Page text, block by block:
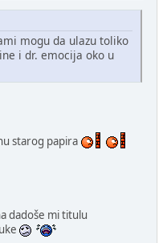
mogu da ulazu toliko
i dr. emocija oko u
starog papira
dadoše mi titulu